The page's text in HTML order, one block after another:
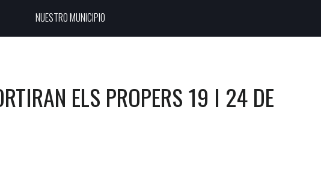
NUESTRO MUNICIPIO
ELS PROPERS 19 I 24 DE